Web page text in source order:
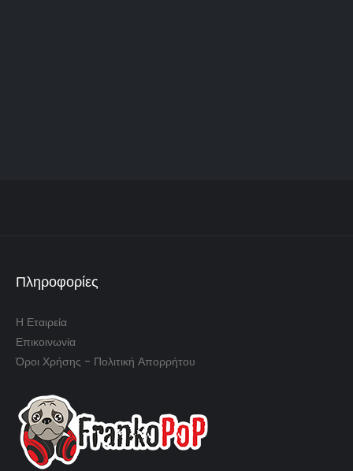
Πληροφορίες
Η Εταιρεία
Επικοινωνία
Όροι Χρήσης - Πολιτική Απορρήτου